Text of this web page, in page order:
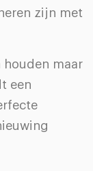
zijn met
houden maar
een